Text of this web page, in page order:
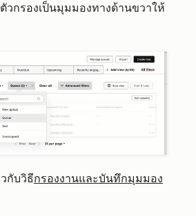
วกรองเป็นมุมมองทางด้านขวาให้
กับวิธีกรองงานและบันทึกมุมมอง